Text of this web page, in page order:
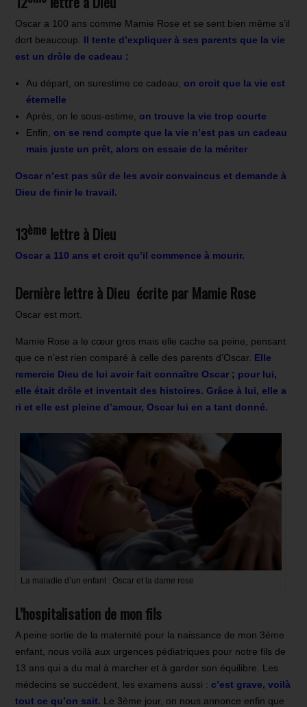
Oscar a 100 ans comme Mamie Rose et se sent bien même s’il
dort beaucoup. Il tente d’expliquer à ses parents que la vie
est un drôle de cadeau :
Au départ, on surestime ce cadeau, on croit que la vie est
éternelle
Après, on le sous-estime, on trouve la vie trop courte
Enfin, on se rend compte que la vie n’est pas un cadeau
mais juste un prêt, alors on essaie de la mériter
Oscar n’est pas sûr de les avoir convaincus et demande à
Dieu de finir le travail.
13ème lettre à Dieu
Oscar a 110 ans et croit qu’il commence à mourir.
Dernière lettre à Dieu écrite par Mamie Rose
Oscar est mort.
Mamie Rose a le cœur gros mais elle cache sa peine, pensant
que ce n’est rien comparé à celle des parents d’Oscar. Elle
remercie Dieu de lui avoir fait connaître Oscar ; pour lui,
elle était drôle et inventait des histoires. Grâce à lui, elle a
ri et elle est pleine d’amour, Oscar lui en a tant donné.
La maladie d’un enfant : Oscar et la dame rose
L’hospitalisation de mon fils
A peine sortie de la maternité pour la naissance de mon 3ème
enfant, nous voilà aux urgences pédiatriques pour notre fils de
13 ans qui a du mal à marcher et à garder son équilibre. Les
médecins se succèdent, les examens aussi : c’est grave, voilà
tout ce qu’on sait. Le 3ème jour, on nous annonce enfin que